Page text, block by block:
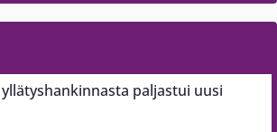
paljastui uusi